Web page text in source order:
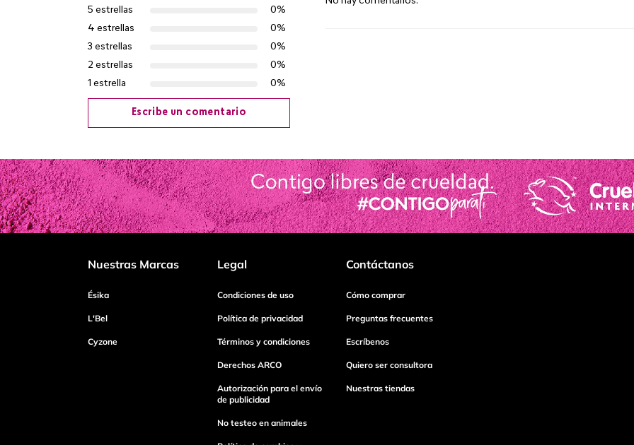
5 estrellas
0%
4 estrellas
0%
3 estrellas
0%
2 estrellas
0%
1 estrella
0%
Escribe un comentario
Agregar comentario
Título
Tu nombre
Dirección de email
Nuestras Marcas
Ésika
L'Bel
Cyzone
Legal
Condiciones de uso
Política de privacidad
Términos y condiciones
Derechos ARCO
Autorización para el envío
de publicidad
No testeo en animales
Contáctanos
Cómo comprar
Preguntas frecuentes
Escríbenos
Quiero ser consultora
Nuestras tiendas